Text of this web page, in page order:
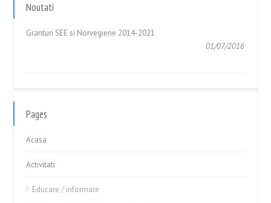
Noutati
GHIDUL APLICANTULUI – Cerere de Propuneri de Proiecte în
Pages
Acasa
Activitati
Educare / informare